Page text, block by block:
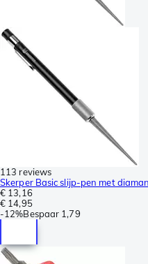
113 reviews
Skerper Basic slijp-pen met
€ 13,16
€ 14,95
-12%Bespaar 1,79